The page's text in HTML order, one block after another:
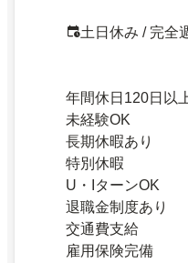
土日休み / 完全
年間休日120日以
未経験OK
長期休暇あり
特別休暇
U・IターンOK
退職金制度あり
交通費支給
雇用保険完備